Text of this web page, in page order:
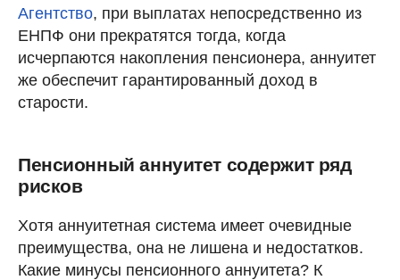
Агентство, при выплатах непосредственно из
ЕНПФ они прекратятся тогда, когда
исчерпаются накопления пенсионера, аннуитет
же обеспечит гарантированный доход в
старости.
Пенсионный аннуитет содержит ряд
рисков
Хотя аннуитетная система имеет очевидные
преимущества, она не лишена и недостатков.
Какие минусы пенсионного аннуитета? К